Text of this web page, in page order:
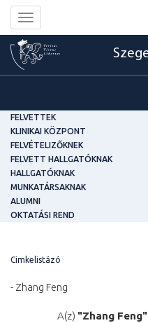
Toggle
navigation
FELVETTEK
KLINIKAI KÖZPONT
FELVÉTELIZŐKNEK
FELVETT HALLGATÓKNAK
HALLGATÓKNAK
MUNKATÁRSAKNAK
ALUMNI
OKTATÁSI REND
Cimkelistázó
- Zhang Feng
A(z) "Zhang Feng"